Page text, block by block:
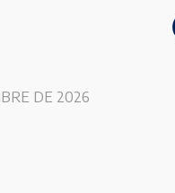
DE 2026